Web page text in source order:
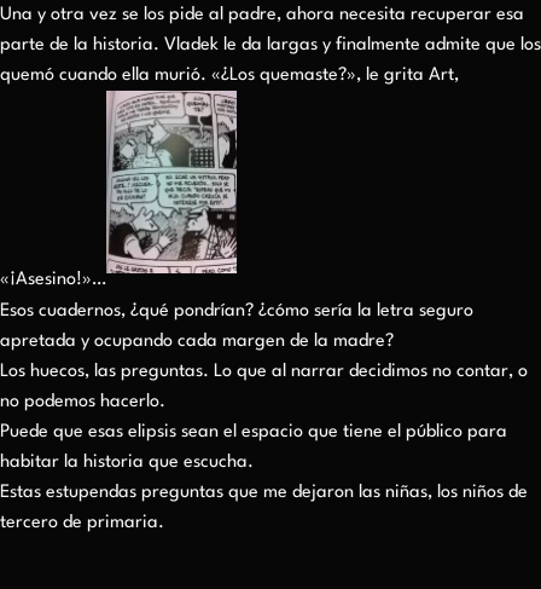
Una y otra vez se los pide al padre, ahora necesita recuperar esa
parte de la historia. Vladek le da largas y finalmente admite que los
quemó cuando ella murió. «¿Los quemaste?», le grita Art,
«¡Asesino!»…
Esos cuadernos, ¿qué pondrían? ¿cómo sería la letra seguro
apretada y ocupando cada margen de la madre?
Los huecos, las preguntas. Lo que al narrar decidimos no contar, o
no podemos hacerlo.
Puede que esas elipsis sean el espacio que tiene el público para
habitar la historia que escucha.
Estas estupendas preguntas que me dejaron las niñas, los niños de
tercero de primaria.